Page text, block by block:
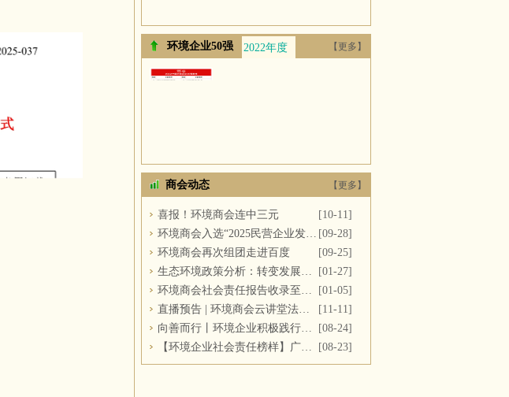
环境企业50强 2022年度 2021年度 2020年度
【更多】
商会动态 【更多】
喜报！环境商会连中三元
[10-11]
环境商会入选“2025民营企业发展新质生产力系列典型案例” [09-28]
环境商会再次组团走进百度
[09-25]
生态环境政策分析：转变发展方式，推进“双碳”目标
[01-27]
环境商会社会责任报告收录至《中国民营企业社会责任报告》
[01-05]
直播预告 | 环境商会云讲堂法务专场第十一期
[11-11]
向善而行丨环境企业积极践行社会责任 彰显优秀榜样力量
[08-24]
【环境企业社会责任榜样】广西碧清源环保投资有限公司
[08-23]